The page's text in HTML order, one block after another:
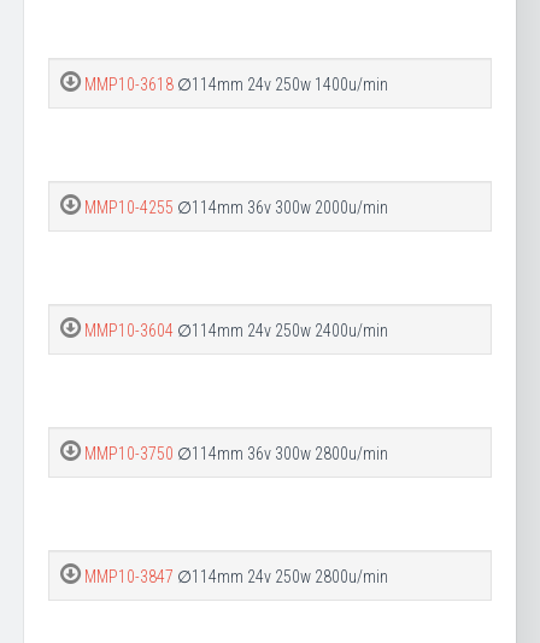
MMP10-3618 ∅114mm 24v 250w 1400u/min
MMP10-4255 ∅114mm 36v 300w 2000u/min
MMP10-3604 ∅114mm 24v 250w 2400u/min
MMP10-3750 ∅114mm 36v 300w 2800u/min
MMP10-3847 ∅114mm 24v 250w 2800u/min